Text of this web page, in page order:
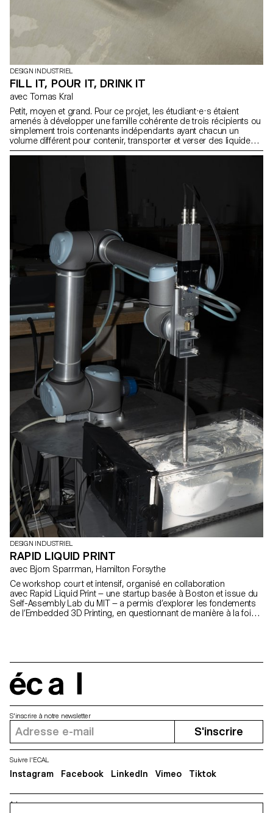
DESIGN INDUSTRIEL
FILL IT, POUR IT, DRINK IT
avec Tomas Kral
Petit, moyen et grand. Pour ce projet, les étudiant·e·s étaient
amenés à développer une famille cohérente de trois récipients ou
simplement trois contenants indépendants ayant chacun un
volume différent pour contenir, transporter et verser des liquides.
Les objets devaient être inscrits dans un contexte précis que les
DESIGN INDUSTRIEL
RAPID LIQUID PRINT
avec Bjorn Sparrman, Hamilton Forsythe
Ce workshop court et intensif, organisé en collaboration
avec Rapid Liquid Print — une startup basée à Boston et issue du
Self-Assembly Lab du MIT — a permis d’explorer les fondements
de l’Embedded 3D Printing, en questionnant de manière à la fois
Adresse
S'inscrire à notre newsletter
S'inscrire
Suivre l'ECAL
Instagram Facebook LinkedIn Vimeo Tiktok